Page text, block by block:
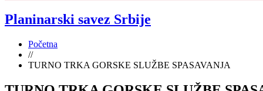
Planinarski savez Srbije
Početna
//
TURNO TRKA GORSKE SLUŽBE SPASAVANJA